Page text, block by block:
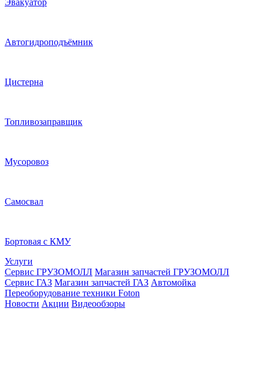
Эвакуатор
Автогидроподъёмник
Цистерна
Топливозаправщик
Мусоровоз
Самосвал
Бортовая с КМУ
Услуги
Сервис ГРУЗОМОЛЛ Магазин запчастей ГРУЗОМОЛЛ
Сервис ГАЗ Магазин запчастей ГАЗ Автомойка
Переоборудование техники Foton
Новости Акции Видеообзоры